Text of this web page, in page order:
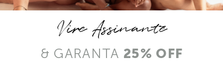
Vire Assinante
& GARANTA 25% OFF